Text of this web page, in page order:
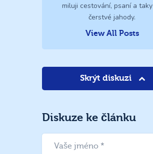
miluji cestování, psaní a taky
čerstvé jahody.
View All Posts
Skrýt diskuzi
Diskuze ke článku